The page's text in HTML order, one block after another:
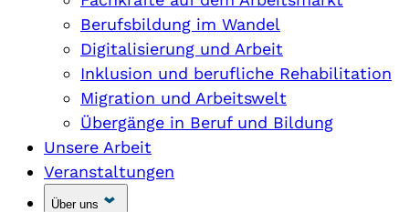
Berufsbildung im Wandel
Digitalisierung und Arbeit
Inklusion und berufliche Rehabilitation
Migration und Arbeitswelt
Übergänge in Beruf und Bildung
Unsere Arbeit
Veranstaltungen
Über uns